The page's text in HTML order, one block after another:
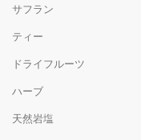
サフラン
ティー
ドライフルーツ
ハーブ
天然岩塩